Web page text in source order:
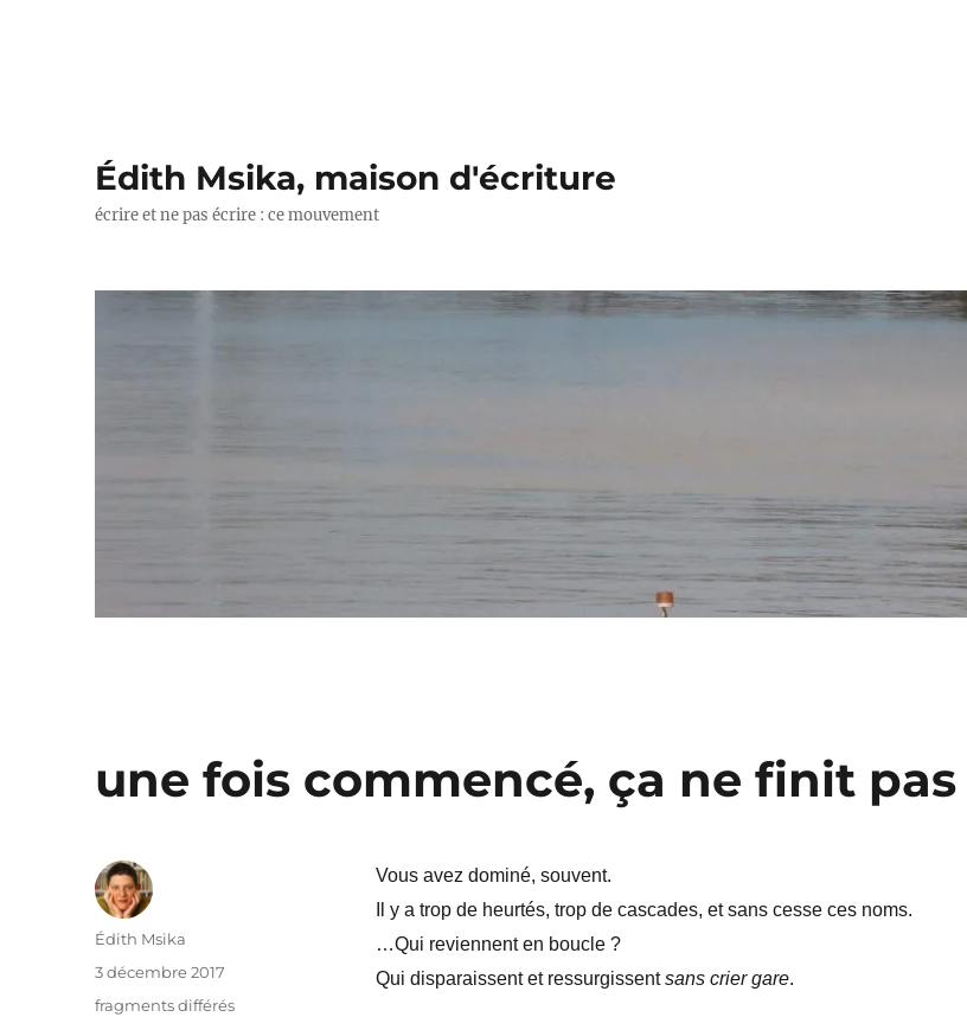
Édith Msika, maison d'écriture
écrire et ne pas écrire : ce mouvement
une fois commencé, ça ne finit pas
Vous avez dominé, souvent.
Il y a trop de heurtés, trop de cascades, et sans cesse ces noms.
…Qui reviennent en boucle ?
Qui disparaissent et ressurgissentsans crier gare.
Auteur
Édith Msika
Publié
le
3 décembre 2017
Catégories
fragments différés